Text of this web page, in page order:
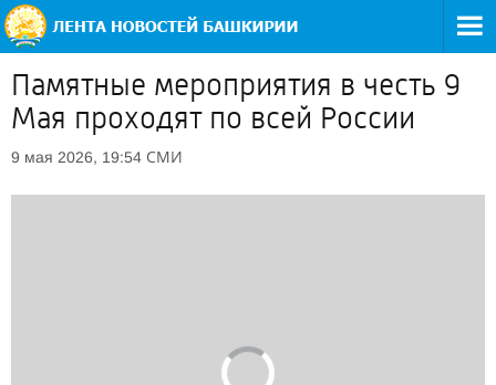
Памятные мероприятия в честь 9
Мая проходят по всей России
9 мая 2026, 19:54 СМИ